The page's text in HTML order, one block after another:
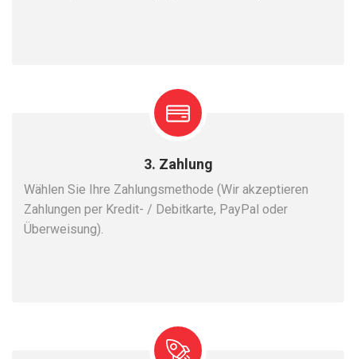
3. Zahlung
Wählen Sie Ihre Zahlungsmethode (Wir akzeptieren
Zahlungen per Kredit- / Debitkarte, PayPal oder
Überweisung).